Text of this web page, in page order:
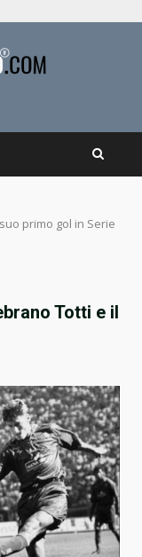
primo gol in Serie
Totti e il